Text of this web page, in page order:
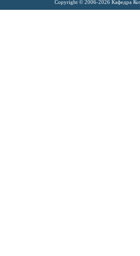
Copyright © 2006-2026 Кафедра